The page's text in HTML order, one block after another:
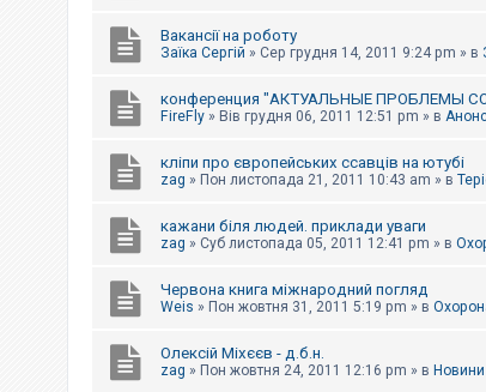
Вакансії на роботу
Заїка Сергій » Сер грудня 14, 2011 9:24 pm » в
конференция "АКТУАЛЬНЫЕ ПРОБЛЕМЫ
FireFly » Вів грудня 06, 2011 12:51 pm » в
кліпи про європейських ссавців на ютубі
zag » Пон листопада 21, 2011 10:43 am » в
кажани біля людей. приклади уваги
zag » Суб листопада 05, 2011 12:41 pm » в
Червона книга міжнародний погляд
Weis » Пон жовтня 31, 2011 5:19 pm » в
Олексій Міхєєв - д.б.н.
zag » Пон жовтня 24, 2011 12:16 pm » в